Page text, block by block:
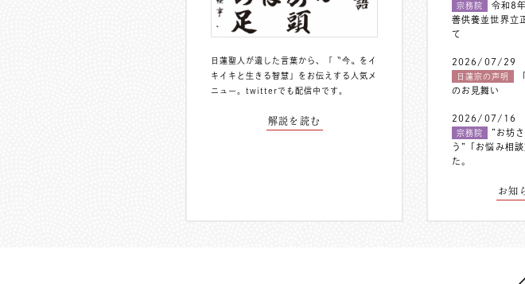
日蓮聖人が遺した言葉から、「〝今〟をイ
キイキと生きる智慧」をお伝えする人気メ
ニュー。 twitterでも配信中 です。
解説を読む
宗務院
令和8
善供養並世界立
て
2026/07/29
日蓮宗の声明
のお見舞い
2026/07/16
宗務院
”お坊
う”「お悩み相
た。
お知